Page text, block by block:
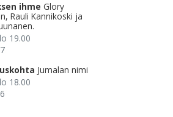
ihme Glory
Rauli Kannikoski ja
19.00
Jumalan nimi
18.00